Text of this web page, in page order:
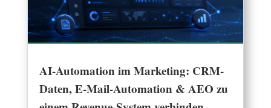
AI-Automation im Marketing: CRM-
Daten, E-Mail-Automation & AEO zu